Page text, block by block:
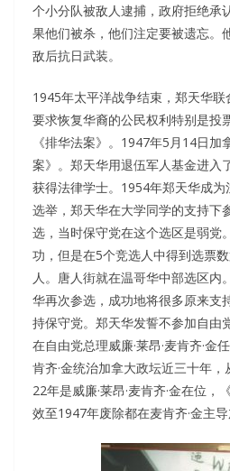
个小分队被敌人逮捕，政府拒绝承
果他们被杀，他们注定要被遗忘。
敌后抗日武装。
1945年太平洋战争结束，郑天华
要求恢复华裔的公民权利特别是投
《排华法案》。1947年5月14日加
案》。郑天华用退伍军人基金进入
获得法律学士。1954年郑天华成
选举，郑天华在大学同学的支持下
选，当时保守党在这个选区是弱党
功，但是在5个竞选人中得到选票
人。唐人街就在温哥华中部选区内
华再次参选，成功地将很多原来支
持保守党。郑天华发誓不参加自由
在自由党总理威廉·莱昂·麦肯齐·金
肯齐·金统治加拿大政坛近三十年
22年是威廉·莱昂·麦肯齐·金在位
效至1947年废除都在麦肯齐·金主